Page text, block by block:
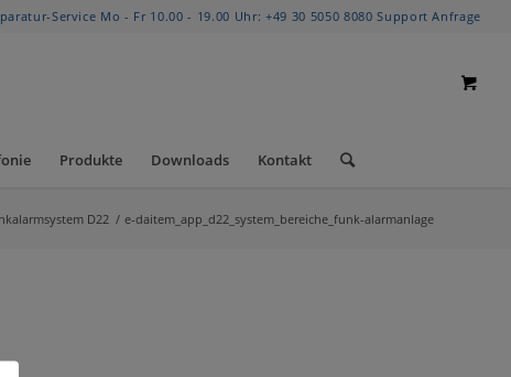
Service Mo - Fr 10.00 - 19.00 Uhr: +49 30 5050 8080 Support Anfrage
Produkte Downloads Kontakt
D22 / e-daitem_app_d22_system_bereiche_funk-alarmanlage